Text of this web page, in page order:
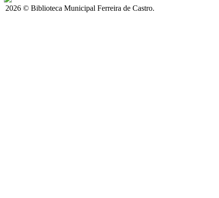
2026 © Biblioteca Municipal Ferreira de Castro.